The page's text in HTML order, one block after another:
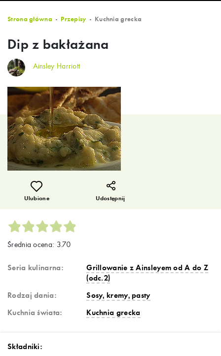
Strona główna Przepisy Kuchnia grecka
Dip z bakłażana
Ainsley Harriott
Ulubione Udostępnij
Średnia ocena: 3.70
Seria kulinarna:
Grillowanie z Ainsleyem od A do Z
(odc.2)
Rodzaj dania:
Sosy, kremy, pasty
Kuchnia świata:
Kuchnia grecka
Składniki: